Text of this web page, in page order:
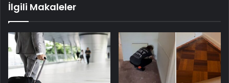
İlgili Makaleler